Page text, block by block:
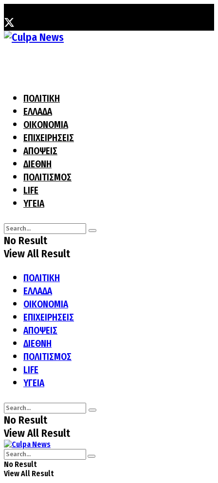
ΠΟΛΙΤΙΚΗ
ΕΛΛΑΔΑ
ΟΙΚΟΝΟΜΙΑ
ΕΠΙΧΕΙΡΗΣΕΙΣ
ΑΠΟΨΕΙΣ
ΔΙΕΘΝΗ
ΠΟΛΙΤΙΣΜΟΣ
LIFE
ΥΓΕΙΑ
No Result
View All Result
ΠΟΛΙΤΙΚΗ
ΕΛΛΑΔΑ
ΟΙΚΟΝΟΜΙΑ
ΕΠΙΧΕΙΡΗΣΕΙΣ
ΑΠΟΨΕΙΣ
ΔΙΕΘΝΗ
ΠΟΛΙΤΙΣΜΟΣ
LIFE
ΥΓΕΙΑ
No Result
View All Result
No Result
View All Result